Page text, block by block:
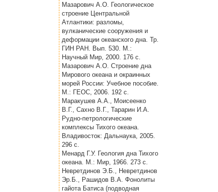
Мазарович А.О. Геологическое
строение Центральной
Атлантики: разломы,
вулканические сооружения и
деформации океанского дна. Тр.
ГИН РАН. Вып. 530. М.:
Научный Мир, 2000. 176 с.
Мазарович А.О. Строение дна
Мирового океана и окраинных
морей России: Учебное пособие.
М.: ГЕОС, 2006. 192 с.
Маракушев А.А., Моисеенко
В.Г., Сахно В.Г., Тарарин И.А.
Рудно-петрологические
комплексы Тихого океана.
Владивосток: Дальнаука, 2005.
296 с.
Менард Г.У. Геология дна Тихого
океана. М.: Мир, 1966. 273 с.
Невретдинов Э.Б., Невретдинов
Эр.Б., Рашидов В.А. Фонолиты
гайота Батиса (подводная